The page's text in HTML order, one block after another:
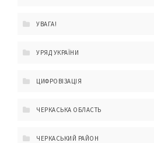
УВАГА!
УРЯД УКРАЇНИ
ЦИФРОВІЗАЦІЯ
ЧЕРКАСЬКА ОБЛАСТЬ
ЧЕРКАСЬКИЙ РАЙОН